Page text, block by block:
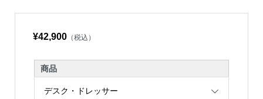
¥42,900（税込）
商品